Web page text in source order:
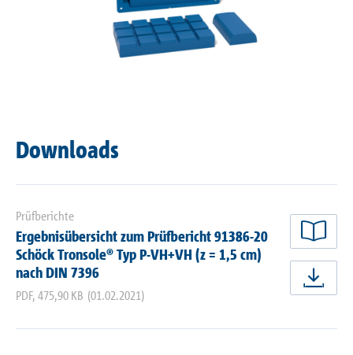
Downloads
Prüfberichte
Ergebnisübersicht zum Prüfbericht 91386-20
Schöck Tronsole® Typ P-VH+VH (z = 1,5 cm)
nach DIN 7396
PDF, 475,90 KB (01.02.2021)